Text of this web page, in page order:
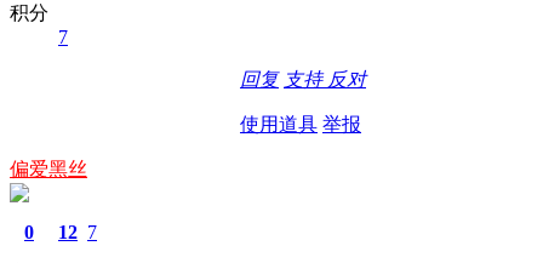
积分
7
回复 支持 反对
使用道具 举报
偏爱黑丝
0 12 7